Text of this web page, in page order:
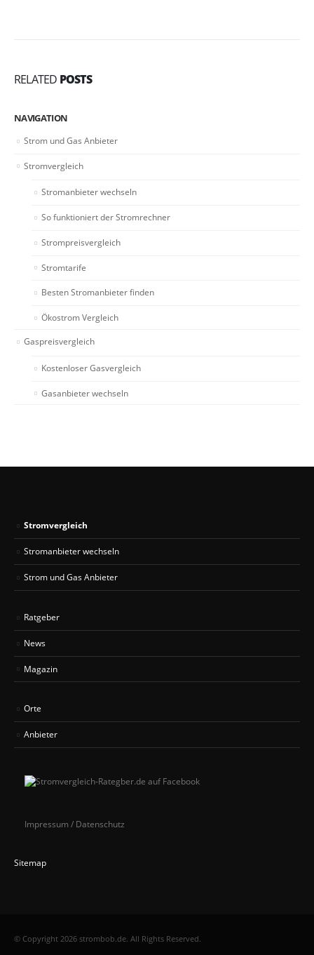
RELATED POSTS
NAVIGATION
Strom und Gas Anbieter
Stromvergleich
Stromanbieter wechseln
So funktioniert der Stromrechner
Strompreisvergleich
Stromtarife
Besten Stromanbieter finden
Ökostrom Vergleich
Gaspreisvergleich
Kostenloser Gasvergleich
Gasanbieter wechseln
Stromvergleich
Stromanbieter wechseln
Strom und Gas Anbieter
Ratgeber
News
Magazin
Orte
Anbieter
Impressum / Datenschutz
Sitemap
© Copyright 2026 strombob.de. All Rights Reserved.